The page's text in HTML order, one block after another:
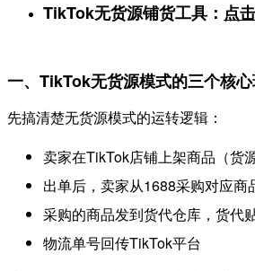
TikTok无货源铺货工具： 点
一、TikTok无货源模式的三个核
先搞清楚无货源模式的运转逻辑：
卖家在TikTok店铺上架商品（货
出单后，卖家从1688采购对应商
采购的商品发到货代仓库，货代
物流单号回传TikTok平台